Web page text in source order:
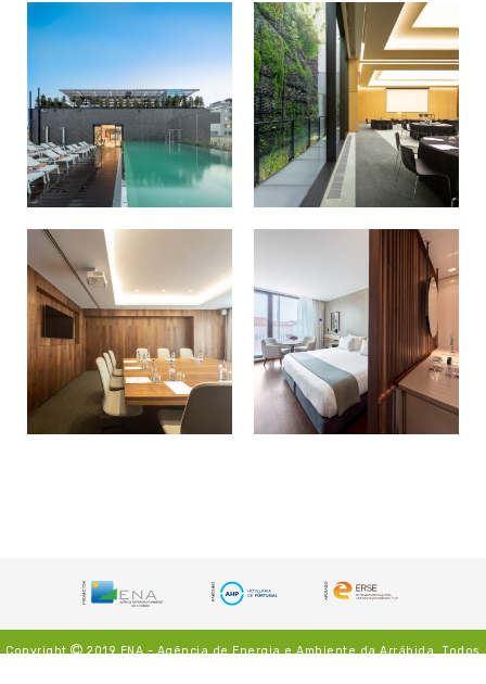
Copyright 2019ENA - Agência de Energia e Ambiente da Arrábida.Todos